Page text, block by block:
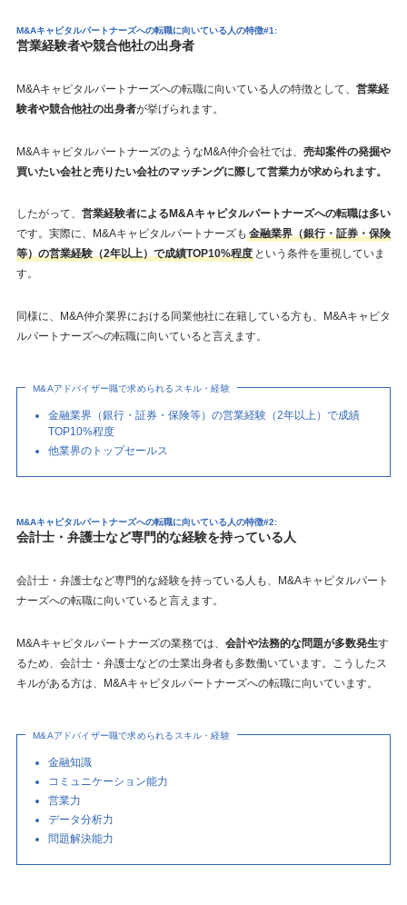
M&Aキャピタルパートナーズへの転職に向いている人の特徴#1:
営業経験者や競合他社の出身者
M&Aキャピタルパートナーズへの転職に向いている人の特徴として、 営業経
験者や競合他社の出身者が挙げられます。
M&AキャピタルパートナーズのようなM&A仲介会社では、 売却案件の発掘や
買いたい会社と売りたい会社のマッチングに際して営業力が求められます。
したがって、 営業経験者によるM&Aキャピタルパートナーズへの転職は多い
です。実際に、M&Aキャピタルパートナーズも 金融業界（銀行・証券・保険
等）の営業経験（2年以上）で成績TOP10%程度という条件を重視していま
す。
同様に、M&A仲介業界における同業他社に在籍している方も、M&Aキャピタ
ルパートナーズへの転職に向いていると言えます。
M&Aアドバイザー職で求められるスキル・経験
金融業界（銀行・証券・保険等）の営業経験（2年以上）で成績
TOP10%程度
他業界のトップセールス
M&Aキャピタルパートナーズへの転職に向いている人の特徴#2:
会計士・弁護士など専門的な経験を持っている人
会計士・弁護士など専門的な経験を持っている人も、M&Aキャピタルパート
ナーズへの転職に向いていると言えます。
M&Aキャピタルパートナーズの業務では、 会計や法務的な問題が多数発生す
るため、会計士・弁護士などの士業出身者も多数働いています。こうしたス
キルがある方は、M&Aキャピタルパートナーズへの転職に向いています。
M&Aアドバイザー職で求められるスキル・経験
金融知識
コミュニケーション能力
営業力
データ分析力
問題解決能力